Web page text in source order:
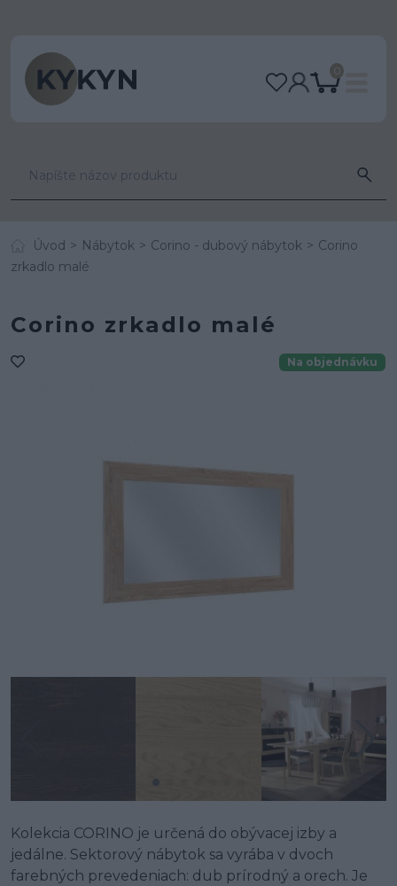
0
Úvod Nábytok Corino - dubový nábytok
Corino
zrkadlo malé
Corino zrkadlo malé
Na objednávku
Kolekcia CORINO je určená do obývacej izby a
jedálne. Sektorový nábytok sa vyrába v dvoch
farebných prevedeniach: dub prírodný a orech. Je